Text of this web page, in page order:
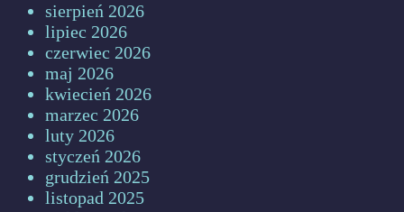
sierpień 2026
lipiec 2026
czerwiec 2026
maj 2026
kwiecień 2026
marzec 2026
luty 2026
styczeń 2026
grudzień 2025
listopad 2025